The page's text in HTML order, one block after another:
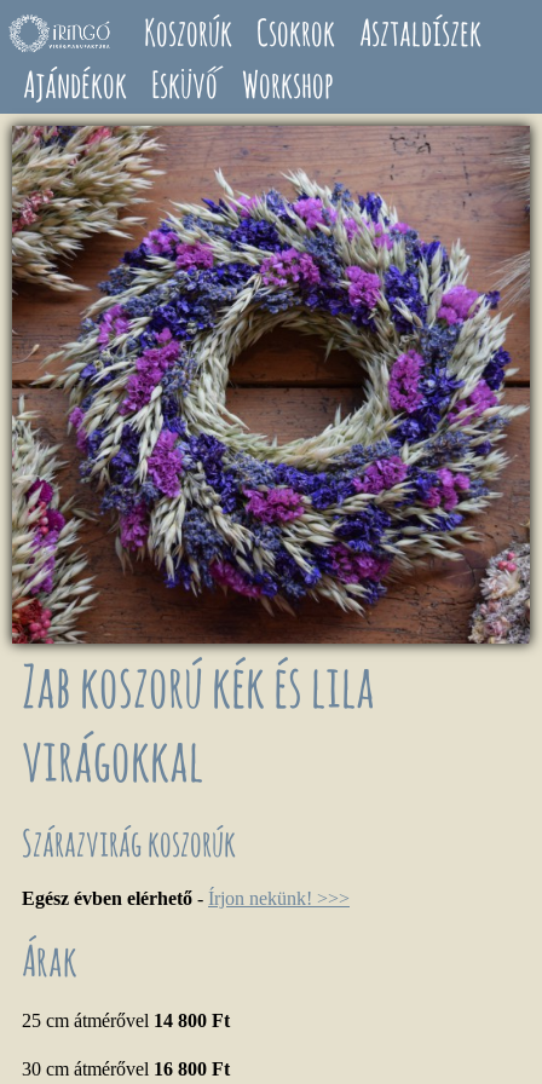
Ugrás a tartalomra Koszorúk Csokrok Asztaldíszek
Ajándékok Esküvő Workshop
Zab koszorú kék és lila
virágokkal
Szárazvirág koszorúk
Egész évben elérhető - Írjon nekünk! >>>
Árak
25 cm átmérővel 14 800 Ft
30 cm átmérővel 16 800 Ft